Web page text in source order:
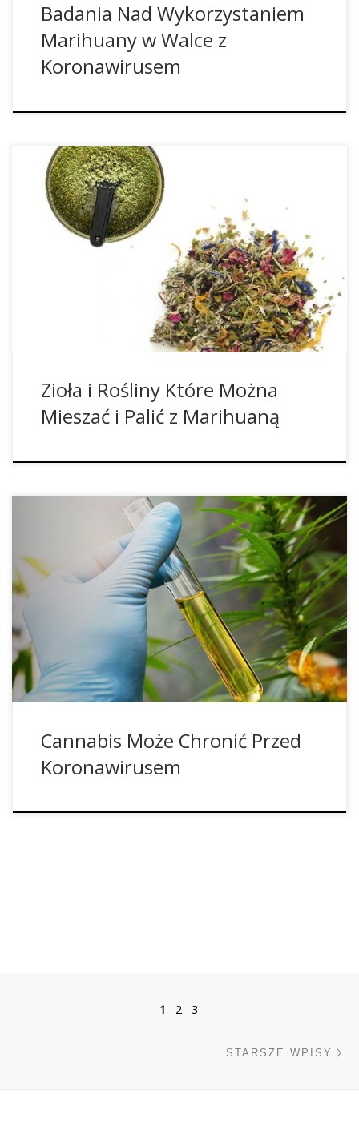
Badania Nad Wykorzystaniem
Marihuany w Walce z
Koronawirusem
Rośliny Nadające Się Do Palenia w Połączeniu z Konopiami
Indyjskimi Istnieje wiele takich roślin, które można palić oraz
waporyzować i nie jest to wcale tylko tytoń oraz marihuana.
Lista takich roślin jest dosyć spora i zaskakująca, a poniżej
przedstawiamy Wam niektóre z nich. Co ciekawe, rośliny te
nie są psychoaktywne, […]
Zioła i Rośliny Które Można
Mieszać i Palić z Marihuaną
Badania z Kanady sugerują, że konopie indyjskie mogą
chronić przed koronawirusem. Wyniki pochodzą z badań
nad używaniem konopi indyjskich w leczeniu chorób takich
jak rak i choroba Crohna. Na całym świecie prowadzone są
badania mające na celu znalezienie szczepionki przeciwko
wirusowi SARS-CoV-2. Leki przeciwko Eboli i rakowi są
również badane […]
Cannabis Może Chronić Przed
Koronawirusem
Nawigacja po wpisach
1 2 3
STARSZE WPISY